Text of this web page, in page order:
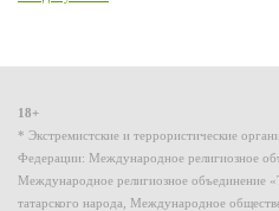
18+
* Экстремистские и террористические
Федерации: Международное религиозное
Международное религиозное объединение
татарского народа, Международное